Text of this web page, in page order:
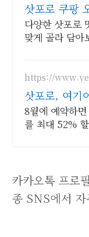
삿포로 쿠팡
일 도착
다양한 삿포로
맞게 골라 담아
https://
삿포로, 여기
2만원 추가할
8월에 예약하
를 최대 52%
카카오톡 프로
종 SNS에서